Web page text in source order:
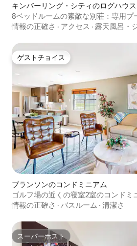
キンバーリング・シティのログハウス
8ベッドルームの素敵な別荘：専用プ
情報の正確さ · アクセス · 露天風呂・
ゲストチョイス
ゲストチョイス
ブランソンのコンドミニアム
ゴルフ場の近くの寝室2室のコンドミ
#ブランソンで楽しもう
情報の正確さ · バスルーム · 清潔さ
スーパーホスト
スーパーホスト